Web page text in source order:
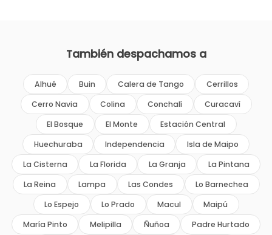
También despachamos a
Alhué Buin Calera de Tango
Cerrillos
Cerro Navia
Colina Conchalí
Curacaví
El Bosque
El Monte
Estación Central
Huechuraba
Independencia
Isla de Maipo
La Cisterna
La Florida La Granja
La Pintana
La Reina
Lampa Las Condes
Lo Barnechea
Lo Espejo
Lo Prado Macul
Maipú
María Pinto
Melipilla Ñuñoa Padre Hurtado